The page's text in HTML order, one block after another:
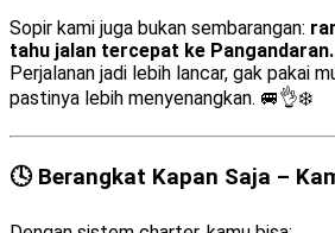
Sopir kami juga bukan sembarangan:
tahu jalan tercepat ke Pangandaran.
Perjalanan jadi lebih lancar, gak pakai
pastinya lebih menyenangkan. 🚐👌❄️
🕓 Berangkat Kapan Saja –